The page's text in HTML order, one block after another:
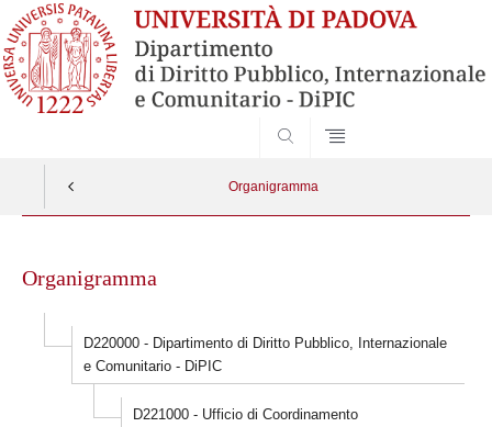
Organigramma
contentOrganigramma
D220000 - Dipartimento di Diritto Pubblico, Internazionale
e Comunitario - DiPIC
D221000 - Ufficio di Coordinamento